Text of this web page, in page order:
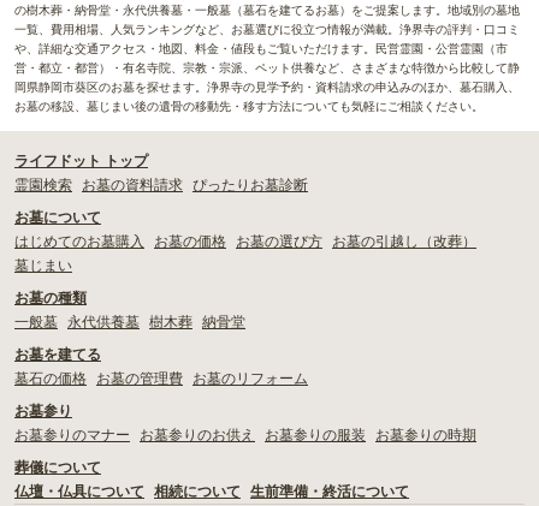
の樹木葬・納骨堂・永代供養墓・一般墓（墓石を建てるお墓）をご提案します。地域別の墓地
一覧、費用相場、人気ランキングなど、お墓選びに役立つ情報が満載。浄界寺の評判・口コミ
や、詳細な交通アクセス・地図、料金・値段もご覧いただけます。民営霊園・公営霊園（市
営・都立・都営）・有名寺院、宗教・宗派、ペット供養など、さまざまな特徴から比較して静
岡県静岡市葵区のお墓を探せます。浄界寺の見学予約・資料請求の申込みのほか、墓石購入、
お墓の移設、墓じまい後の遺骨の移動先・移す方法についても気軽にご相談ください。
ライフドット トップ
霊園検索
お墓の資料請求 ぴったりお墓診断
お墓について
はじめてのお墓購入
お墓の価格 お墓の選び方
お墓の引越し（改葬）
墓じまい
お墓の種類
一般墓
永代供養墓 樹木葬 納骨堂
お墓を建てる
墓石の価格
お墓の管理費
お墓のリフォーム
お墓参り
お墓参りのマナー
お墓参りのお供え お墓参りの服装
お墓参りの時期
葬儀について
仏壇・仏具について
相続について 生前準備・終活について